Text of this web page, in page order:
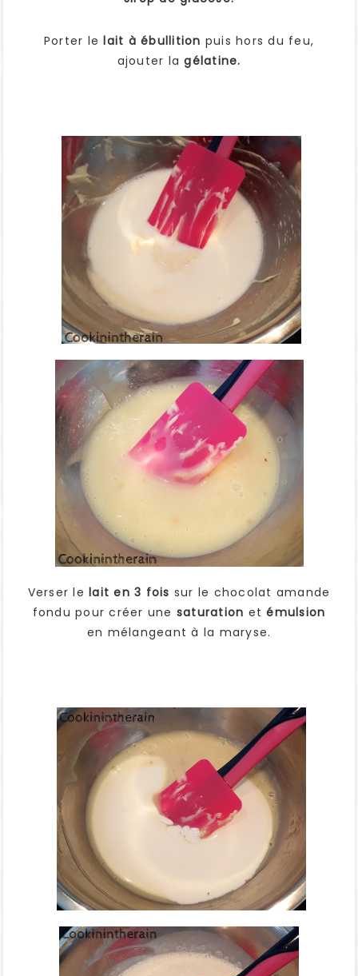
Porter le lait à ébullition puis hors du feu,
ajouter lagélatine.
Verser le lait en 3 fois sur le chocolat amande
fondu pour créer une saturation etémulsion
en mélangeant à la maryse.